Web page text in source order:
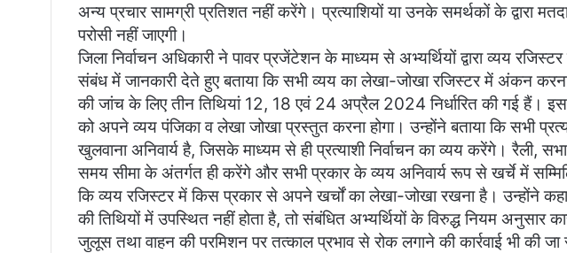
अन्य प्रचार सामग्री प्रतिशत नहीं करेंगे। प्रत्याशियों या उनके समर्थकों के द्वारा
परोसी नहीं जाएगी।
जिला निर्वाचन अधिकारी ने पावर प्रजेंटेशन के माध्यम से अभ्यर्थियों द्वारा व्यय
संबंध में जानकारी देते हुए बताया कि सभी व्यय का लेखा-जोखा रजिस्टर में अंकन करना
की जांच के लिए तीन तिथियां 12, 18 एवं 24 अप्रैल 2024 निर्धारित की गई हैं।
को अपने व्यय पंजिका व लेखा जोखा प्रस्तुत करना होगा। उन्होंने बताया कि सभी
खुलवाना अनिवार्य है, जिसके माध्यम से ही प्रत्याशी निर्वाचन का व्यय करेंगे। रैली,
समय सीमा के अंतर्गत ही करेंगे और सभी प्रकार के व्यय अनिवार्य रूप से खर्चे में
कि व्यय रजिस्टर में किस प्रकार से अपने खर्चों का लेखा-जोखा रखना है। उन्होंने कहा
की तिथियों में उपस्थित नहीं होता है, तो संबंधित अभ्यर्थियों के विरुद्ध नियम अनुसार
जुलूस तथा वाहन की परमिशन पर तत्काल प्रभाव से रोक लगाने की कार्रवाई भी की